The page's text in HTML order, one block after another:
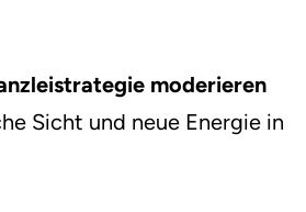
moderieren
Sicht und neue Energie in